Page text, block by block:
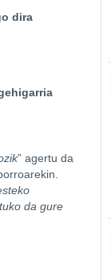
dira
” agertu da
da gure